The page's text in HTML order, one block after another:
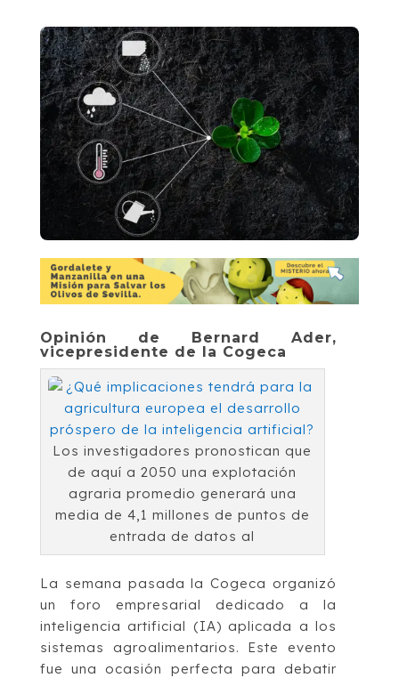
Opinión de Bernard Ader,
vicepresidente de la Cogeca
Los investigadores pronostican que
de aquí a 2050 una explotación
agraria promedio generará una
media de 4,1 millones de puntos de
entrada de datos al
La semana pasada la Cogeca organizó
un foro empresarial dedicado a la
inteligencia artificial (IA) aplicada a los
sistemas agroalimentarios. Este evento
fue una ocasión perfecta para debatir